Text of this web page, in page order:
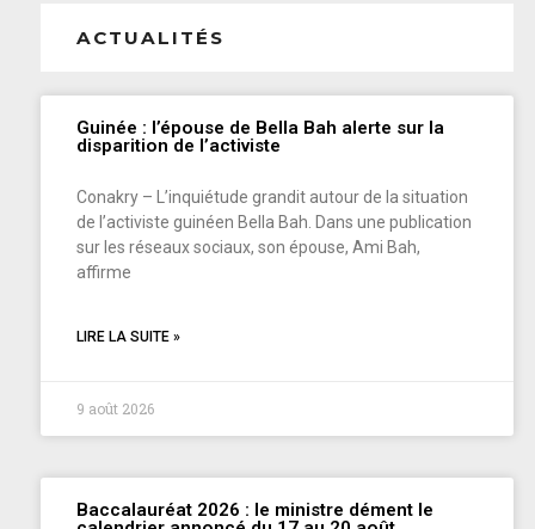
ACTUALITÉS
Guinée : l’épouse de Bella Bah alerte sur la
disparition de l’activiste
Conakry – L’inquiétude grandit autour de la situation
de l’activiste guinéen Bella Bah. Dans une publication
sur les réseaux sociaux, son épouse, Ami Bah,
affirme
LIRE LA SUITE »
9 août 2026
Baccalauréat 2026 : le ministre dément le